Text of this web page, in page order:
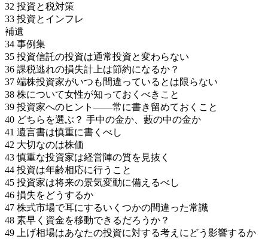
32 投資と税対策
33 投資とインフレ
補遺
34 事例集
35 投資信託の投資は通常投資と変わらない
36 課税逃れの損失計上は節約になるか？
37 端株投資家がいつも間違っているとは限らない
38 株について女性が知っておくべきこと
39 投資家へのヒント――常に書き留めておくこと
40 どちらを選ぶ？ 手中の金か、藪の中の金か
41 遺言書は慎重に書くべし
42 大切なのは株価
43 慎重な投資家は経営陣の質を見抜く
44 投資は年齢相応に行うこと
45 投資家は将来の景気変動に備えるべし
46 損失をどうするか
47 株式市場で耳にするいくつかの間違った常識
48 素早く資金を移動できるだろうか？
49 上げ相場はあなたの投資に対する考えにどう影響するか